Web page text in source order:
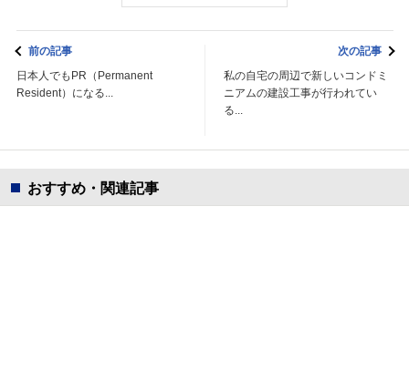
前の記事
日本人でもPR（Permanent
Resident）になる...
次の記事
私の自宅の周辺で新しいコンドミ
ニアムの建設工事が行われてい
る...
おすすめ・関連記事